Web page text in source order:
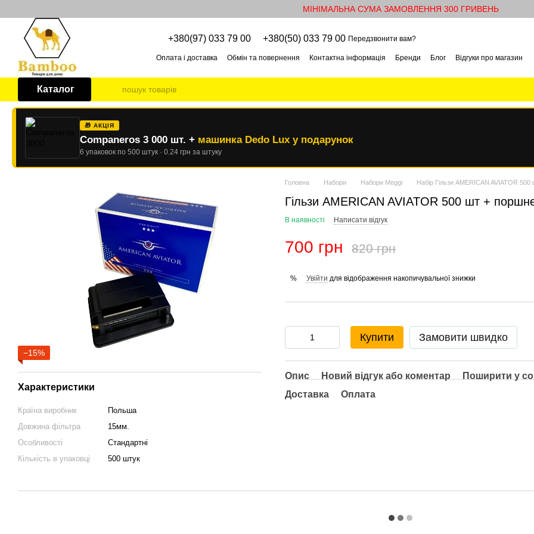
МІНІМАЛЬНА СУМА ЗАМОВЛЕННЯ 300 ГРИВЕНЬ
+380(97) 033 79 00 +380(50) 033 79 00 Передзвонити вам?
Оплата і доставка Обмін та повернення Контактна інформація Бренди Блог
Відгуки про магазин
Каталог
🎁 АКЦІЯ
Companeros 3 000 шт. + машинка Dedo Lux у подарунок
6 упаковок по 500 штук · 0.24 грн за штуку
−15%
Характеристики
Країна виробник
Польша
Довжина фільтра
15мм.
Особливості
Стандартні
Кількість в упаковці
500 штук
Головна Набори Набори Meggi Набір Гільзи AMERICAN AVIATOR
Гільзи AMERICAN AVIATOR 500 шт +
В наявності Написати відгук
700 грн 820 грн
% Увійти для відображення накопичувальної знижки
Купити Замовити швидко
Опис Новий відгук або коментар
Поширити у
Доставка
Оплата